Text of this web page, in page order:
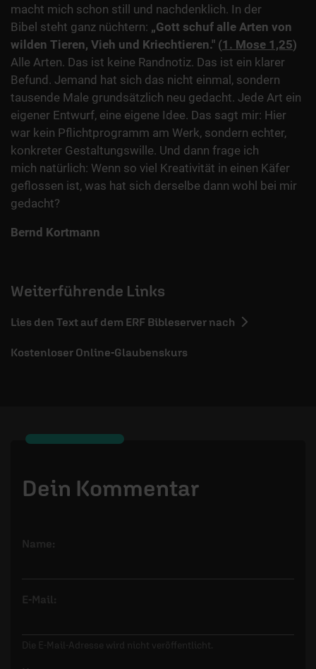
macht mich schon still und nachdenklich. In der
Bibel steht ganz nüchtern: „Gott schuf alle Arten von
wilden Tieren, Vieh und Kriechtieren." (1. Mose 1,25)
Alle Arten. Das ist keine Randnotiz. Das ist ein klarer
Befund. Jemand hat sich das nicht einmal, sondern
tausende Male grundsätzlich neu gedacht. Jede Art ein
eigener Entwurf, eine eigene Idee. Das sagt mir: Hier
war kein Pflichtprogramm am Werk, sondern echter,
konkreter Gestaltungswille. Und dann frage ich
mich natürlich: Wenn so viel Kreativität in einen Käfer
geflossen ist, was hat sich derselbe dann wohl bei mir
gedacht?
Bernd Kortmann
Weiterführende Links
Lies den Text auf dem ERF Bibleserver nach
Kostenloser Online-Glaubenskurs
Dein Kommentar
Name:
E-Mail:
Die E-Mail-Adresse wird nicht veröffentlicht.